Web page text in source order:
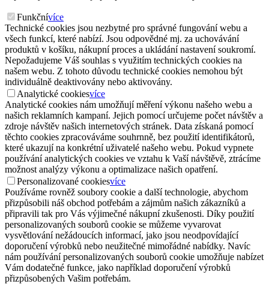
Funkčnívíce
Technické cookies jsou nezbytné pro správné fungování webu a
všech funkcí, které nabízí. Jsou odpovědné mj. za uchovávání
produktů v košíku, nákupní proces a ukládání nastavení soukromí.
Nepožadujeme Váš souhlas s využitím technických cookies na
našem webu. Z tohoto důvodu technické cookies nemohou být
individuálně deaktivovány nebo aktivovány.
Analytické cookiesvíce
Analytické cookies nám umožňují měření výkonu našeho webu a
našich reklamních kampaní. Jejich pomocí určujeme počet návštěv a
zdroje návštěv našich internetových stránek. Data získaná pomocí
těchto cookies zpracováváme souhrnně, bez použití identifikátorů,
které ukazují na konkrétní uživatelé našeho webu. Pokud vypnete
používání analytických cookies ve vztahu k Vaší návštěvě, ztrácíme
možnost analýzy výkonu a optimalizace našich opatření.
Personalizované cookiesvíce
Používáme rovněž soubory cookie a další technologie, abychom
přizpůsobili náš obchod potřebám a zájmům našich zákazníků a
připravili tak pro Vás výjimečné nákupní zkušenosti. Díky použití
personalizovaných souborů cookie se můžeme vyvarovat
vysvětlování nežádoucích informací, jako jsou neodpovídající
doporučení výrobků nebo neužitečné mimořádné nabídky. Navíc
nám používání personalizovaných souborů cookie umožňuje nabízet
Vám dodatečné funkce, jako například doporučení výrobků
přizpůsobených Vašim potřebám.